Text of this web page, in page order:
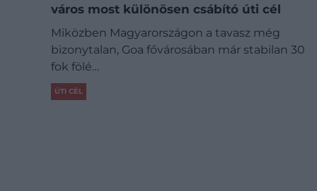
város most különösen csábító úti cél
Miközben Magyarországon a tavasz még
bizonytalan, Goa fővárosában már stabilan 30
fok fölé…
ÚTI CÉL